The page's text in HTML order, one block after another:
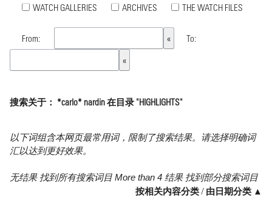
WATCH GALLERIES
ARCHIVES THE WATCH FILES
From: To:
搜索关于： *carlo* nardin 在目录 "HIGHLIGHTS"
以下词组含本网页最常用词，限制了搜索结果。请选择明确词
汇以达到更好效果。
无结果 找到所有搜索词目 More than 4 结果 找到部分搜索词目
按相关内容分类/ 由日期分类 ▲